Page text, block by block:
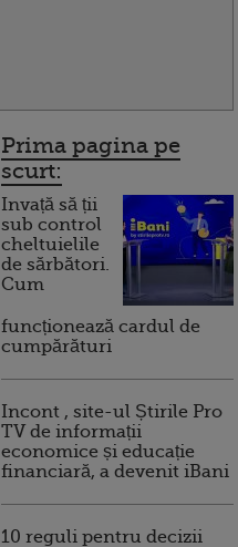
Prima pagina pe
scurt:
Invață să ții
sub control
cheltuielile
de sărbători.
Cum
funcționează cardul de
cumpărături
Incont , site-ul Știrile Pro
TV de informații
economice și educație
financiară, a devenit iBani
10 reguli pentru decizii